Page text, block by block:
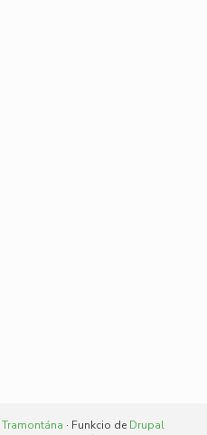
Tramontána · Funkcio de Drupal